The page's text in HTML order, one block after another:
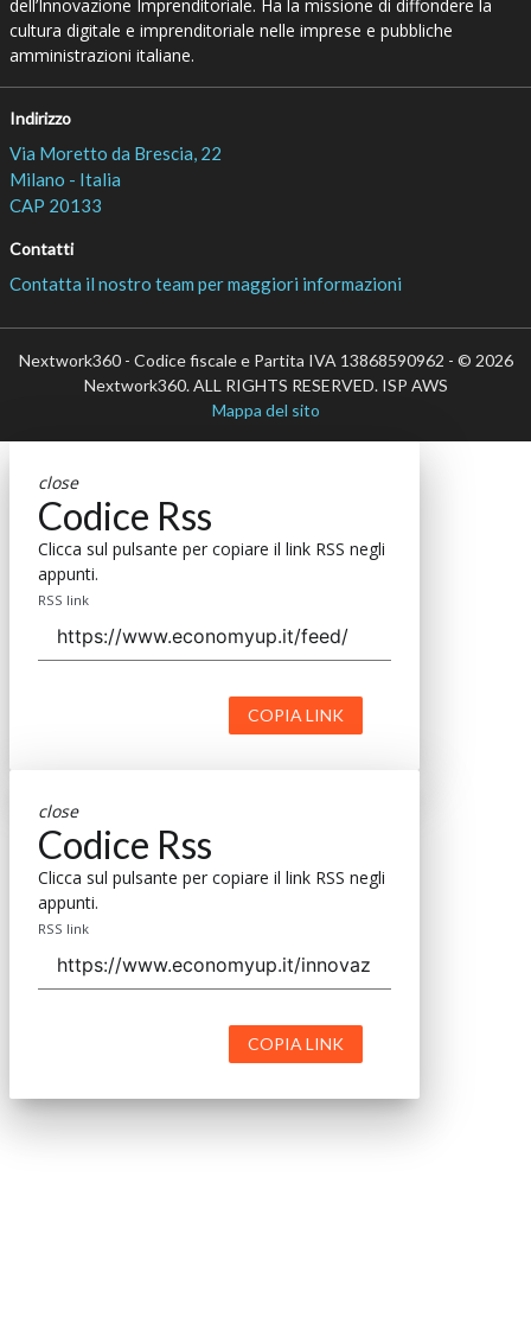
dell’Innovazione Imprenditoriale. Ha la missione di diffondere la
cultura digitale e imprenditoriale nelle imprese e pubbliche
amministrazioni italiane.
Indirizzo
Via Moretto da Brescia, 22
Milano - Italia
CAP 20133
Contatti
Contatta il nostro team per maggiori informazioni
Nextwork360 - Codice fiscale e Partita IVA 13868590962 - © 2026
Nextwork360. ALL RIGHTS RESERVED. ISP AWS
Mappa del sito
close
Codice Rss
Clicca sul pulsante per copiare il link RSS negli
appunti.
RSS link
COPIA LINK
close
Codice Rss
Clicca sul pulsante per copiare il link RSS negli
appunti.
RSS link
COPIA LINK